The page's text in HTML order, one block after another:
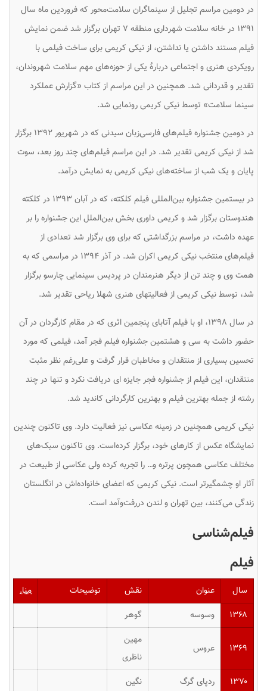
در دومین مراسم تجلیل از سینماگران سلامت‌محور که فروردین ماه سال
۱۳۹۱ در خانه سلامت شهرداری منطقه ۷ تهران برگزار شد ضمن نمایش
فیلم مستند داشتن یا نداشتن، از نیکی کریمی برای ساخت فیلمی با
رویکردی هنری و اجتماعی دربارهٔ یکی از حوزه‌های مهم سلامت شهروندان،
تقدیر و قدردانی شد. همچنین در این مراسم از کتاب «گزارش عملکرد
سینما سلامت» توسط نیکی کریمی رونمایی شد.
در دومین جشنواره فیلم‌های فارسی‌زبان سیدنی که در شهریور ۱۳۹۲ برگزار
شد از نیکی کریمی تقدیر شد. در این مراسم فیلم‌هایچند روز بعد، سوت
پایانو یک شباز ساخته‌های نیکی کریمی به نمایش درآمد.
در بیستمین جشنواره بین‌المللی فیلم کلکته، که در آبان ۱۳۹۳ در کلکته
هندوستان برگزار شد و کریمی داوری بخش بین‌الملل این جشنواره را بر
عهده داشت، در مراسم بزرگداشتی که برای وی برگزار شد تعدادی از
فیلم‌های منتخب نیکی کریمی اکران شد. در آذر ۱۳۹۴ در مراسمی که به
همت وی و چند تن از دیگر هنرمندان در پردیس سینمایی چارسو برگزار
شد، توسط نیکی کریمی از فعالیتهای هنری شهلا ریاحی تقدیر شد.
در سال ۱۳۹۸، او با فیلم آتابای پنجمین اثری که در مقام کارگردان در آن
حضور داشت به سی و هشتمین جشنواره فیلم فجر آمد، فیلمی که مورد
تحسین بسیاری از منتقدان و مخاطبان قرار گرفت و علی‌رغم نظر مثبت
منتقدان، این فیلم از جشنواره فجر جایزه ای دریافت نکرد و تنها در چند
رشته از جمله بهترین فیلم و بهترین کارگردانی کاندید شد.
نیکی کریمی همچنین در زمینه عکاسی نیز فعالیت دارد. وی تاکنون چندین
نمایشگاه عکس از کارهای خود، برگزار کرده‌است. وی تاکنون سبک‌های
مختلف عکاسی همچون پرتره و… را تجربه کرده ولی عکاسی از طبیعت در
آثار او چشمگیرتر است. نیکی کریمی که اعضای خانواده‌اش در انگلستان
زندگی می‌کنند، بین تهران و لندن دررفت‌وآمد است.
فیلم‌شناسی
فیلم
سال عنوان نقش توضیحات
منا.
۱۳۶۸
وسوسه گوهر
۱۳۶۹ عروس
مهین
ناظری
۱۳۷۰
ردپای گرگ
نگین